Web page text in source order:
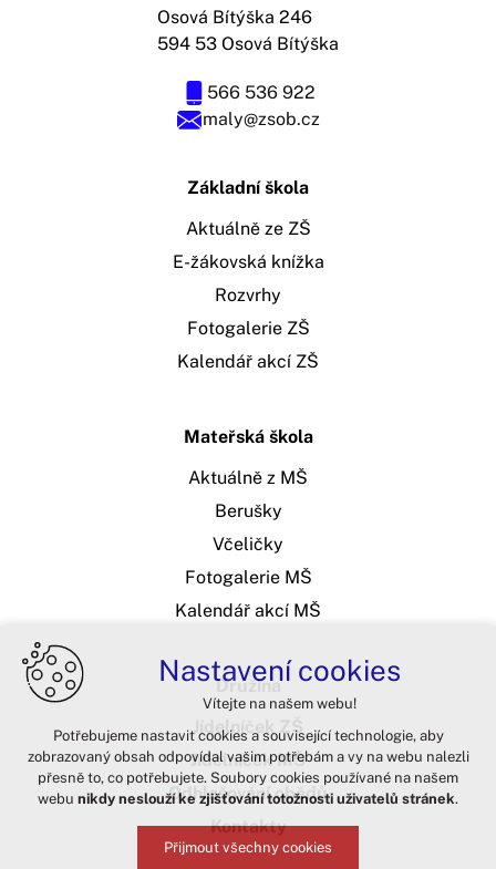
maly@zsob.cz
566 536 922
Osová Bítýška 246
594 53 Osová Bítýška
Základní škola
Aktuálně ze ZŠ
E-žákovská knížka
Rozvrhy
Fotogalerie ZŠ
Kalendář akcí ZŠ
Mateřská škola
Aktuálně z MŠ
Berušky
Včeličky
Fotogalerie MŠ
Kalendář akcí MŠ
Družina
Jídelníček ZŠ
Jídelníček MŠ
Odhlašování obědů
Kontakty
Nastavení cookies
Vítejte na našem webu!
Potřebujeme nastavit cookies a související technologie, aby
zobrazovaný obsah odpovídal vašim potřebám a vy na webu nalezli
přesně to, co potřebujete. Soubory cookies používané na našem
webu nikdy neslouží ke zjišťování totožnosti uživatelů stránek.
Přijmout všechny cookies